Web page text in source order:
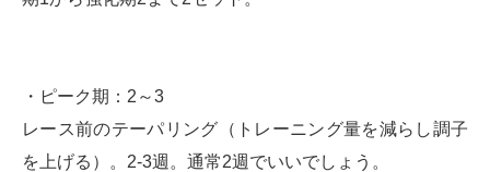
・ピーク期：2～3
レース前のテーパリング（トレーニング量を減らし調子
を上げる）。2-3週。通常2週でいいでしょう。